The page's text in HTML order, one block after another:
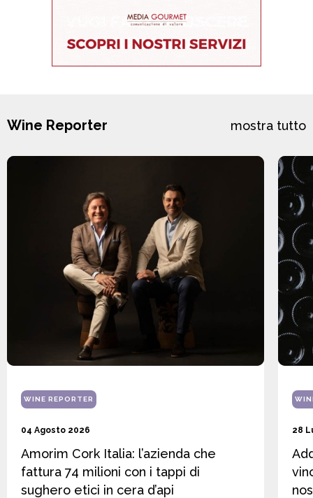
Wine Reporter mostra tutto
WINE REPORTER
04 Agosto 2026
Amorim Cork Italia: l’azienda che
fattura 74 milioni con i tappi di
sughero etici in cera d’api
28